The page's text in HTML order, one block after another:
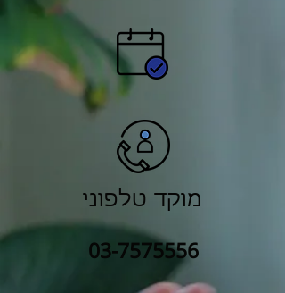
מוקד טלפוני
03-7575556